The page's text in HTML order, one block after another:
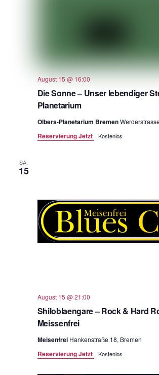
Die Sonne – Unser lebendiger
Planetarium
August 15 @ 16:00
Olbers-Planetarium Bremen
Reservierung Jetzt Kostenlos
SA.
15
Shiloblaengare – Rock & Hard
Meissenfrei
August 15 @ 21:00
Meisenfrei Hankenstraße 18, Bremen
Reservierung Jetzt Kostenlos